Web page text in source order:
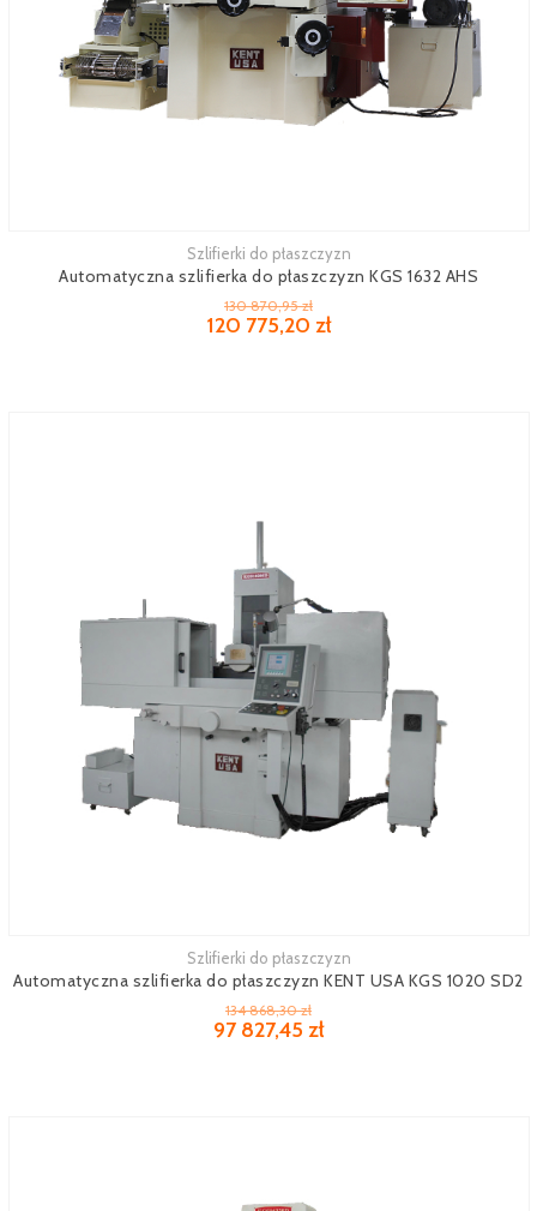
Szlifierki do płaszczyzn
Automatyczna szlifierka do płaszczyzn KGS 1632 AHS
130 870,95 zł
120 775,20 zł
Szlifierki do płaszczyzn
Automatyczna szlifierka do płaszczyzn KENT USA KGS 1020 SD2
134 868,30 zł
97 827,45 zł